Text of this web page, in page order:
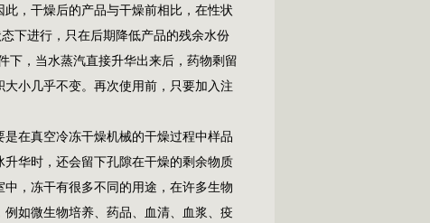
，干燥后的产品与干燥前相比，在性状
下进行，只在后期降低产品的残余水份
，当水蒸汽直接升华出来后，药物剩留
小几乎不变。再次使用前，只要加入注
在真空冷冻干燥机械的干燥过程中样品
华时，还会留下孔隙在干燥的剩余物质
，冻干有很多不同的用途，在许多生物
如微生物培养、药品、血清、血浆、疫